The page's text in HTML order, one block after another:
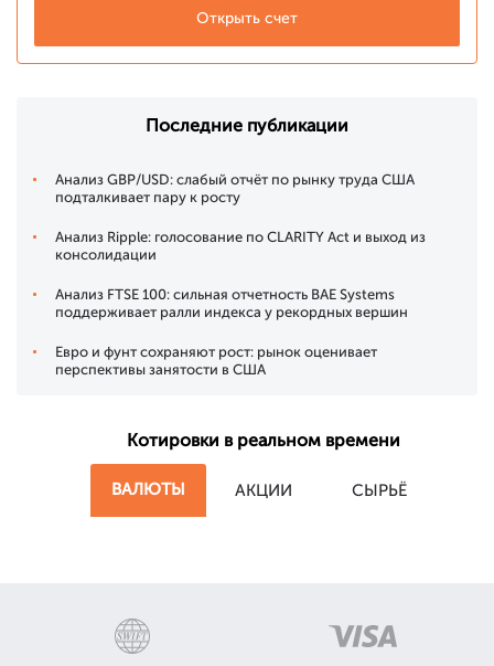
Открыть счет
Последние публикации
Анализ GBP/USD: слабый отчёт по рынку труда США
подталкивает пару к росту
Анализ Ripple: голосование по CLARITY Act и выход из
консолидации
Анализ FTSE 100: сильная отчетность BAE Systems
поддерживает ралли индекса у рекордных вершин
Евро и фунт сохраняют рост: рынок оценивает
перспективы занятости в США
Котировки в реальном времени
ВАЛЮТЫ АКЦИИ СЫРЬЁ